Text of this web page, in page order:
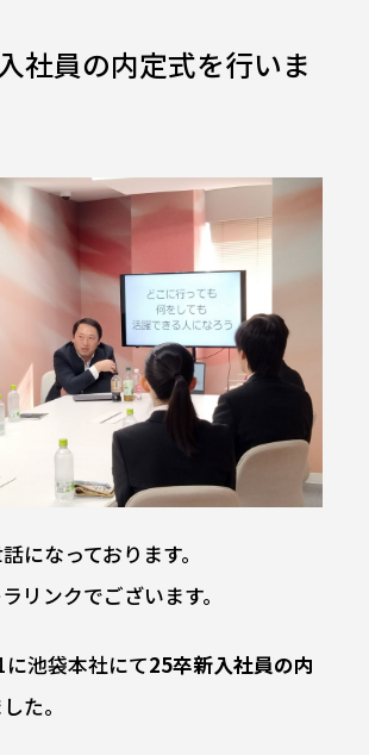
社員の内定式を行いま
になっております。
リンクでございます。
池袋本社にて25卒新入社員の内
た。